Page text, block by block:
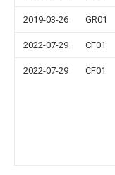
2019-03-26 GR01
2022-07-29 CF01
2022-07-29 CF01